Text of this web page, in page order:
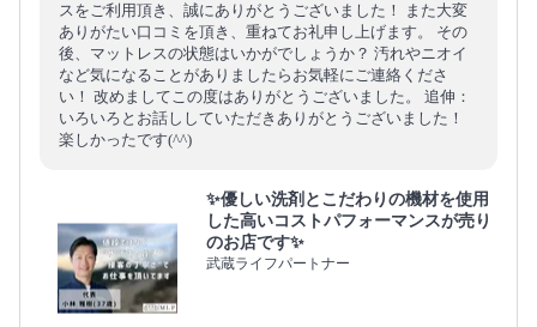
スをご利用頂き、誠にありがとうございました！ また大変
ありがたい口コミを頂き、重ねてお礼申し上げます。 その
後、マットレスの状態はいかがでしょうか？ 汚れやニオイ
など気になることがありましたらお気軽にご連絡くださ
い！ 改めましてこの度はありがとうございました。 追伸：
いろいろとお話ししていただきありがとうございました！
楽しかったです(^^)
✨優しい洗剤とこだわりの機材を使用
した高いコストパフォーマンスが売り
のお店です✨
武蔵ライフパートナー